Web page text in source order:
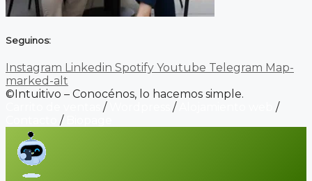
Seguinos:
Instagram Linkedin Spotify Youtube Telegram Map-
marked-alt
©Intuitivo – Conocénos, lo hacemos simple.
/ /
/
/